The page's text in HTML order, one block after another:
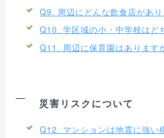
Q9. 周辺にどんな飲食店があり
Q10. 学区域の小・中学校はど
Q11. 周辺に保育園はあります
災害リスクについて
Q12. マンションは地震に強い